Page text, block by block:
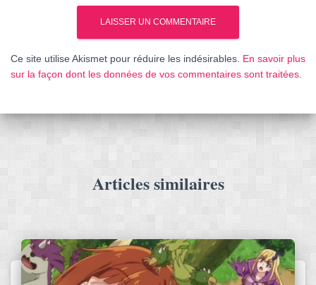
Ce site utilise Akismet pour réduire les indésirables. En savoir plus
sur la façon dont les données de vos commentaires sont traitées
Articles similaires